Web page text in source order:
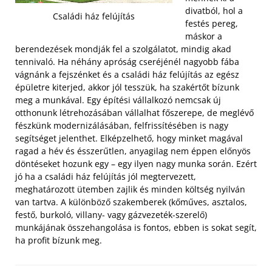
Családi ház felújítás
divatból, hol a
festés pereg,
máskor a
berendezések mondják fel a szolgálatot, mindig akad
tennivaló. Ha néhány apróság cseréjénél nagyobb fába
vágnánk a fejszénket és a családi ház felújítás az egész
épületre kiterjed, akkor jól tesszük, ha szakértőt bízunk
meg a munkával. Egy építési vállalkozó nemcsak új
otthonunk létrehozásában vállalhat főszerepe, de meglévő
fészkünk modernizálásában, felfrissítésében is nagy
segítséget jelenthet. Elképzelhető, hogy minket magával
ragad a hév és ésszerűtlen, anyagilag nem éppen előnyös
döntéseket hozunk egy – egy ilyen nagy munka során. Ezért
jó ha a családi ház felújítás jól megtervezett,
meghatározott ütemben zajlik és minden költség nyilván
van tartva. A különböző szakemberek (kőműves, asztalos,
festő, burkoló, villany- vagy gázvezeték-szerelő)
munkájának összehangolása is fontos, ebben is sokat segít,
ha profit bízunk meg.